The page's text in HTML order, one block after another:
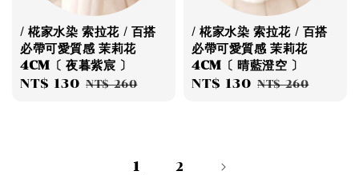
/ 椛家水染 索拉花 / 百搭
必帶可愛質感 茉莉花
4CM〔 夜暮紫宸 〕
Sale
NT$ 130 Regular
NT$ 260
/ 椛家水染 索拉花 / 百搭
必帶可愛質感 茉莉花
4CM〔 晴藍澄空 〕
Sale
NT$ 130 Regular
NT$ 260
1 2